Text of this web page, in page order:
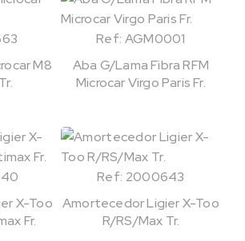
M8
Ref: AGM0001
Aba G/Lama Fibra RFM
Microcar Virgo Paris Fr.
X-Too
Fr.
Ref: 2000643
Amortecedor Ligier X-Too
R/RS/Max Tr.